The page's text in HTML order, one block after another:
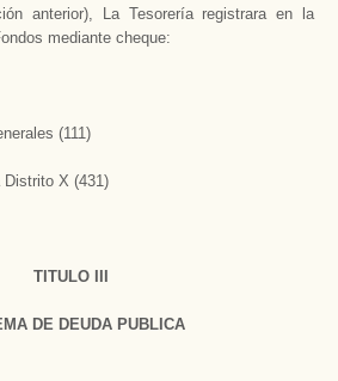
anterior), La Tesorería registrara en la
mediante cheque:
(111)
Distrito X (431)
TITULO III
DE DEUDA PUBLICA